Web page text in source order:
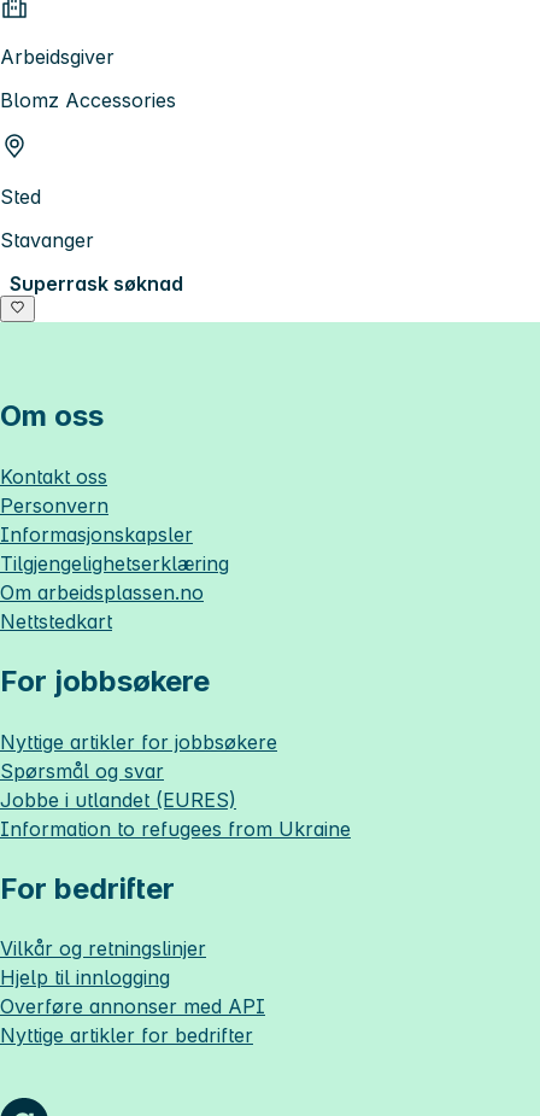
Arbeidsgiver
Blomz Accessories
Sted
Stavanger
Superrask søknad
Om oss
Kontakt oss
Personvern
Informasjonskapsler
Tilgjengelighetserklæring
Om arbeidsplassen.no
Nettstedkart
For jobbsøkere
Nyttige artikler for jobbsøkere
Spørsmål og svar
Jobbe i utlandet (EURES)
Information to refugees from Ukraine
For bedrifter
Vilkår og retningslinjer
Hjelp til innlogging
Overføre annonser med API
Nyttige artikler for bedrifter